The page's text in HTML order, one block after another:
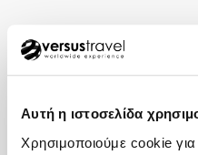
Αυτή η ιστοσελίδα
Χρησιμοποιούμε cookie
ΘΕΣΣΑΛΟΝΙΚΗ
+30 2310 23 0001
Αριστοτέλους), 546